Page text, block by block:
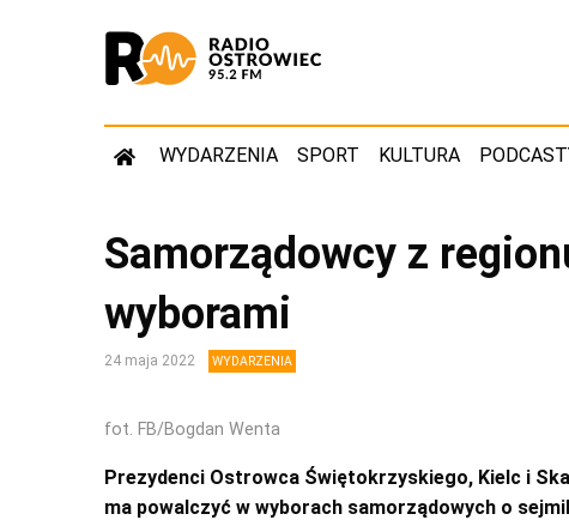
WYDARZENIA SPORT KULTURA
Samorządowcy z
wyborami
24 maja 2022 WYDARZENIA
fot. FB/Bogdan Wenta
Prezydenci Ostrowca Świętokrzyskiego, Kielc i
ma powalczyć w wyborach samorządowych o